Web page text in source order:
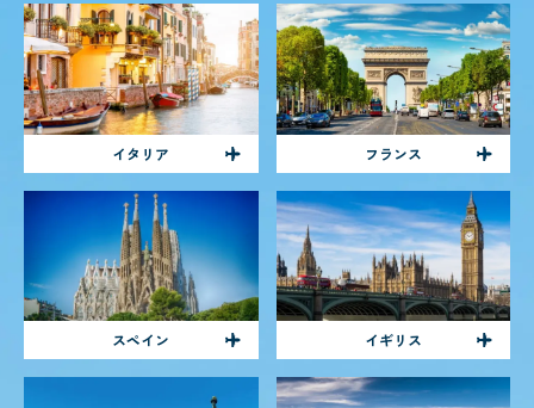
イタリア フランス
スペイン イギリス